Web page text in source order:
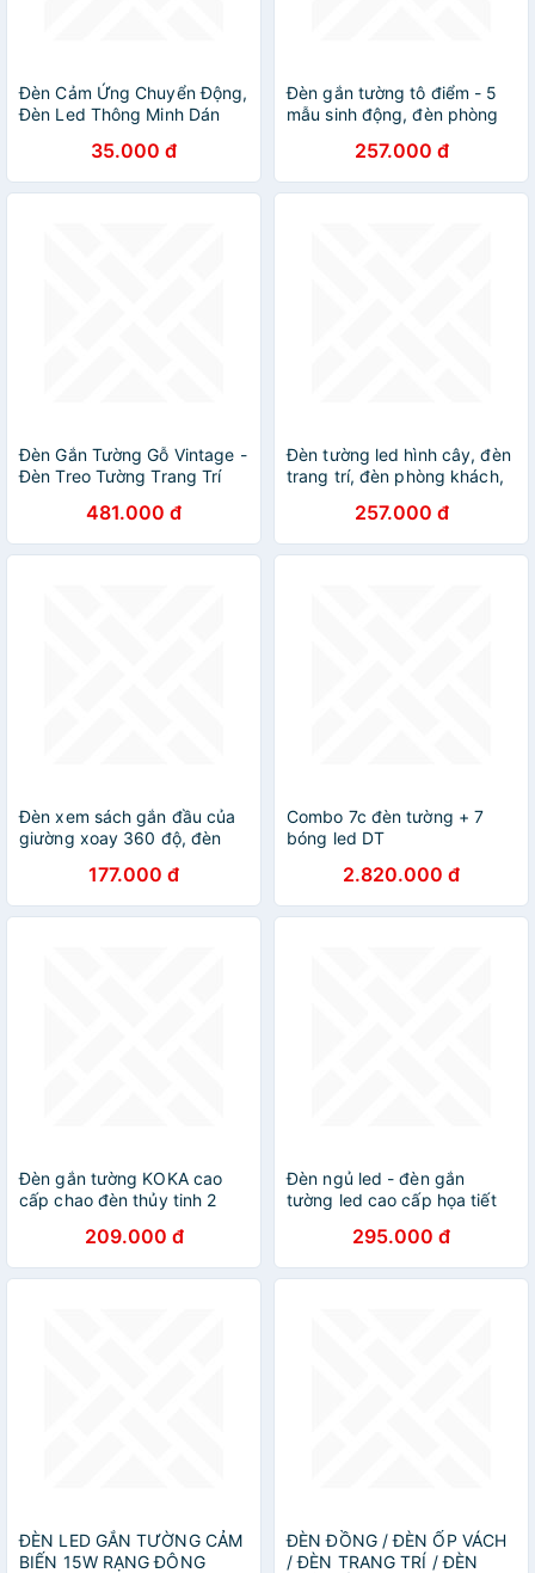
Đèn Cảm Ứng Chuyển Động,
Đèn Led Thông Minh Dán
Ứng Rộng, Thích Hợp Cho
Mọi Không Gian - HÀNG
CHÍNH HÃNG MINIIN
35.000 đ
Đèn gắn tường tô điểm - 5
mẫu sinh động, đèn phòng
257.000 đ
Đèn Gắn Tường Gỗ Vintage -
Đèn Treo Tường Trang Trí
481.000 đ
Đèn tường led hình cây, đèn
trang trí, đèn phòng khách,
cầu thang, ban công DT
257.000 đ
Đèn xem sách gắn đầu của
giường xoay 360 độ, đèn
rọi triệu tập ánh sáng
177.000 đ
Combo 7c đèn tường + 7
bóng led DT
2.820.000 đ
Đèn gắn tường KOKA cao
cấp chao đèn thủy tinh 2
tĩnh điện209.000 đ
Đèn ngủ led - đèn gắn
tường led cao cấp họa tiết
295.000 đ
ĐÈN LED GẮN TƯỜNG CẢM
BIẾN 15W RẠNG ĐÔNG
ĐÈN ĐỒNG / ĐÈN ỐP VÁCH
/ ĐÈN TRANG TRÍ / ĐÈN